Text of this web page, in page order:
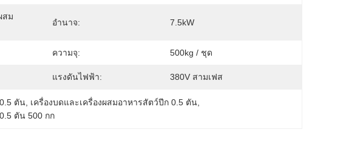
สม
อำนาจ: 7.5kW
ความจุ: 500kg / ชุด
แรงดันไฟฟ้า: 380V สามเฟส
ตัน เครื่องบดและเครื่องผสมอาหารสัตว์ปีก 0.5 ตัน
ตัน 500 กก